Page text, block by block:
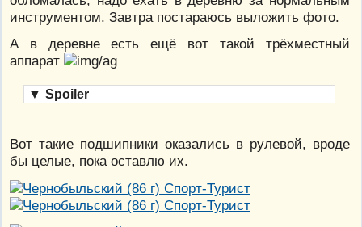
инструментом. Завтра постараюсь выложить фото.
А в деревне есть ещё вот такой трёхместный
аппарат
▼ Spoiler
Вот такие подшипники оказались в рулевой, вроде
бы целые, пока оставлю их.